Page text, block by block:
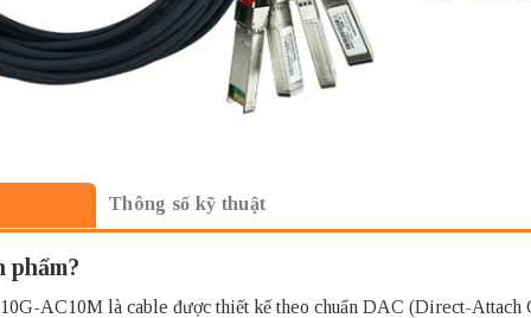
Thông số kỹ thuật
phẩm?
AC10M là cable được thiết kế theo chuẩn DAC (Direct-